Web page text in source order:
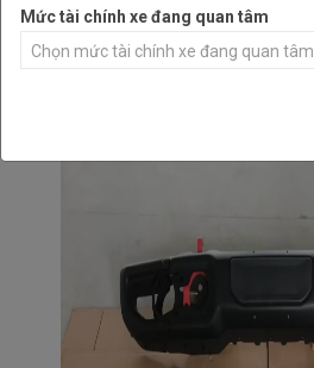
Mức tài chính xe đang quan tâm
Chọn mức tài chính xe đang quan tâm